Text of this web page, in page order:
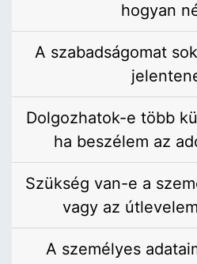
hogyan
A szabadságomat
Dolgozhatok-e több
ha beszélem az
Szükség van-e a
vagy az
A személyes